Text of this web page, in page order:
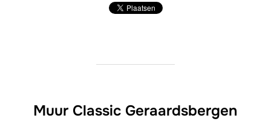
Muur Classic Geraardsbergen